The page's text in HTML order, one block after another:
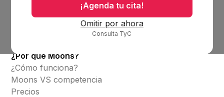
¡Agenda tu cita!
Omitir por ahora
Consulta TyC
¿Por qué Moons?
¿Cómo funciona?
Moons VS competencia
Precios